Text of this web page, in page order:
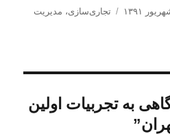
د
تجاری‌سازی، مدیریت
به تجربیات اولین